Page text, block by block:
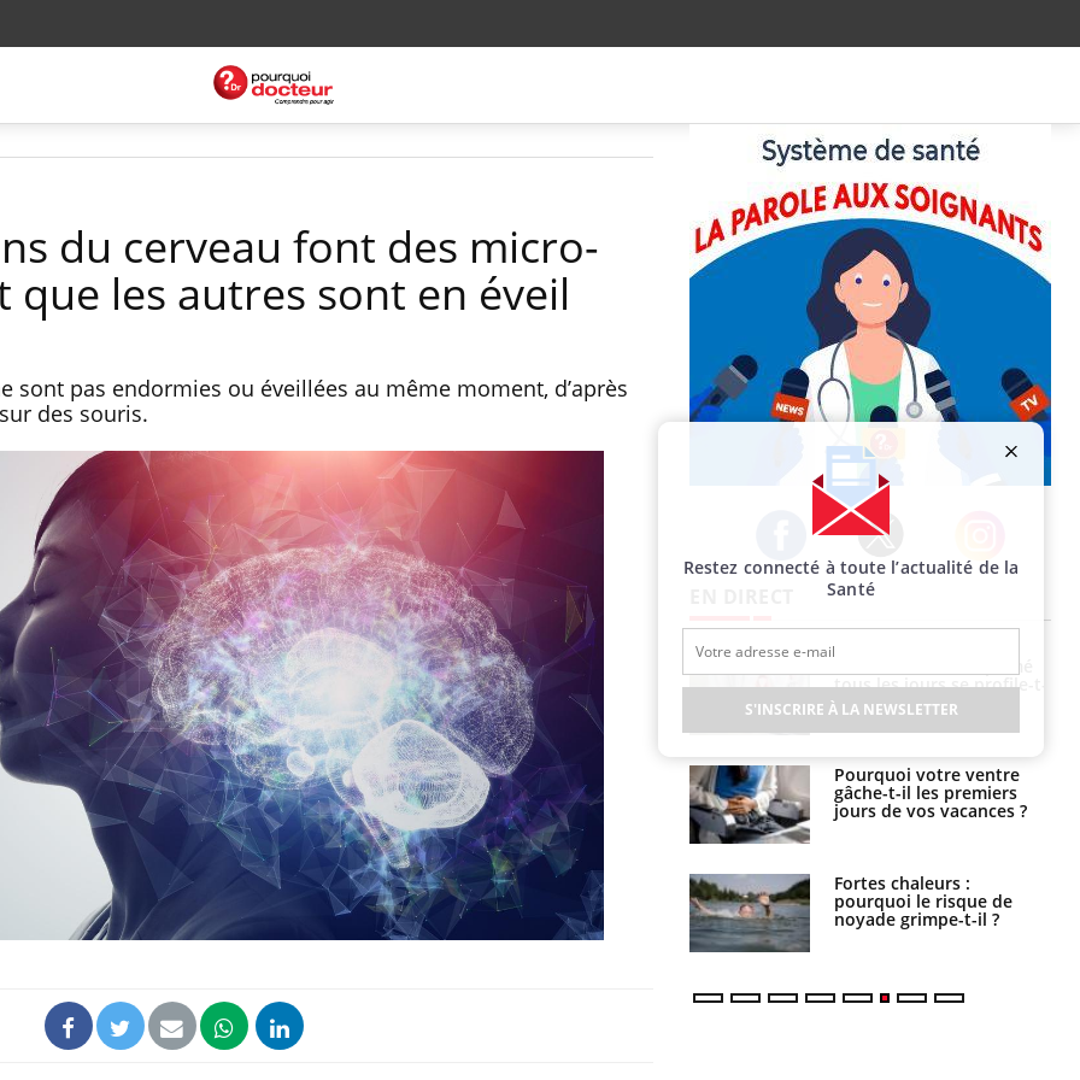
du cerveau font des micro-
que les autres sont en éveil
sont pas endormies ou éveillées au même moment, d’après
des souris.
Facebook Twitter Instagram
Toujours connectés :
comment le travail
empiète de plus en plus
sur nos soirées
Cancer colorectal : une
stratégie simple aurait
changé la donne au Pays
basque
Chikungunya, dengue,
West Nile : que se passe-
t-il dans le sud de la
France ?
Les médicaments GLP-1
protègent-ils aussi les os
?
Cytomégalovirus : ce qui
change dans la prise en
charge des femmes
enceintes
La sieste empêche-t-elle
de dormir la nuit ?
tous les jours se profile-t-
elle enfin ?
Pourquoi votre ventre
gâche-t-il les premiers
jours de vos vacances ?
Fortes chaleurs :
pourquoi le risque de
noyade grimpe-t-il ?
Restez connecté à toute l’actualité de la
Santé
S'INSCRIRE À LA NEWSLETTER